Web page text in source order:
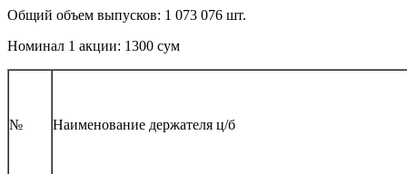
Общий объем выпусков: 1 073 076 шт.
Номинал 1 акции: 1300 сум
№ Наименование держателя ц/б